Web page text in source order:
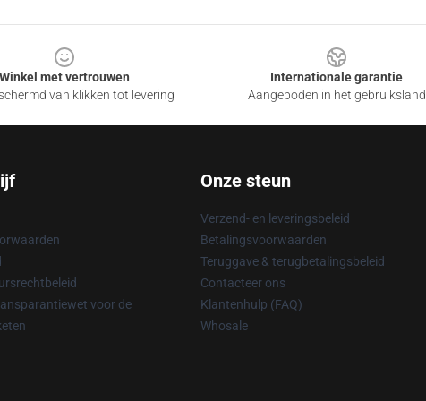
Winkel met vertrouwen
van klikken tot levering
Internationale garantie
Aangeboden in het gebruiksland
voor de
Onze steun
Verzend- en leveringsbeleid
Betalingsvoorwaarden
Teruggave & terugbetalingsbeleid
Contacteer ons
Klantenhulp (FAQ)
Whosale